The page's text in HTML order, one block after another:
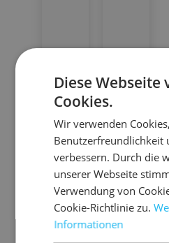
08.K
OMP
O16
Kr
aft
-
U
mr
eif
un
fü
r
sc
h
10.9
001
Ba
nd
sp
an
ne
rfü
r
13-
fü
r
Te
xti
Diese Webseite
Cookies.
Wir verwenden
Benutzerfreundlichkeit
verbessern. Durch die
unserer Webseite
Verwendung von
Cookie-Richtlinie zu.
Informationen